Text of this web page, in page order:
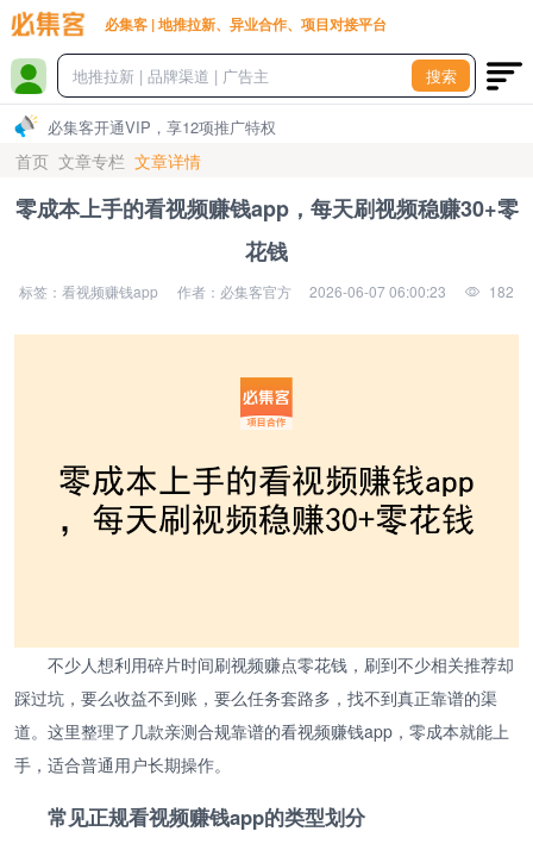
必集客 | 地推拉新、异业合作、项目对接平台
搜索
必集客开通VIP，享12项推广特权
首页 文章专栏 文章详情
零成本上手的看视频赚钱app，每天刷视频稳赚30+零
花钱
标签：看视频赚钱app 作者：必集客官方 2026-06-07 06:00:23 182
不少人想利用碎片时间刷视频赚点零花钱，刷到不少相关推荐却
踩过坑，要么收益不到账，要么任务套路多，找不到真正靠谱的渠
道。这里整理了几款亲测合规靠谱的看视频赚钱app，零成本就能上
手，适合普通用户长期操作。
常见正规看视频赚钱app的类型划分